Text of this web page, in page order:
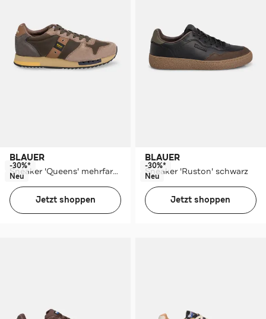
BLAUER
Sneaker 'Queens' mehrfarbig
-30%*
Neu
Jetzt shoppen
BLAUER
Sneaker 'Ruston' schwarz
-30%*
Neu
Jetzt shoppen